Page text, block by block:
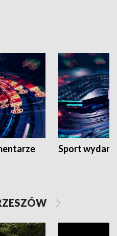
Sport